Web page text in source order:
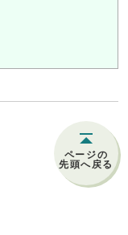
ページの
先頭へ戻る